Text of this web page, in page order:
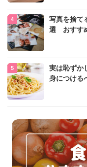
写真を捨て
選 おすす
実は恥ずか
身につける